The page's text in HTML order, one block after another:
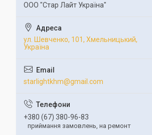
ООО "Стар Лайт Україна"
ул. Шевченко, 101, Хмельницький,
Україна
starlightkhm@gmail.com
+380 (67) 380-96-83
приймання замовлень, на ремонт